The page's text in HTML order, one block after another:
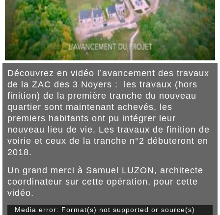
Découvrez en vidéo l’avancement des travaux
de la ZAC des 3 Noyers : les travaux (hors
finition) de la première tranche du nouveau
quartier sont maintenant achevés, les
premiers habitants ont pu intégrer leur
nouveau lieu de vie. Les travaux de finition de
voirie et ceux de la tranche n°2 débuteront en
2018.
Un grand merci à Samuel LUZON, architecte
coordinateur sur cette opération, pour cette
vidéo.
Lecteur
Media error: Format(s) not supported or source(s)